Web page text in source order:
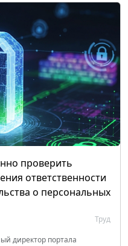
проверить
ответственности
о персональных
Труд
директор портала